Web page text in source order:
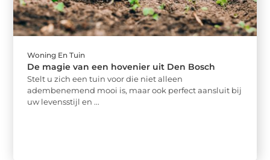
Woning En Tuin
De magie van een hovenier uit Den Bosch
Stelt u zich een tuin voor die niet alleen
adembenemend mooi is, maar ook perfect aansluit bij
uw levensstijl en ...